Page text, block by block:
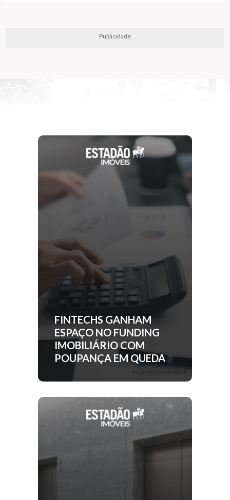
Publicidade
FINTECHS GANHAM
ESPAÇO NO FUNDING
IMOBILIÁRIO COM
POUPANÇA EM QUEDA